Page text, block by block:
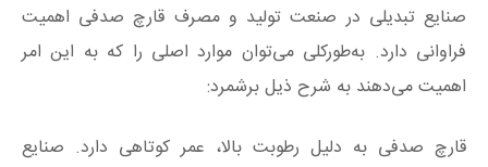
صنایع تبدیلی در صنعت تولید و مصرف قارچ صدفی اهمیت
فراوانی دارد. به‌طورکلی می‌توان موارد اصلی را که به این امر
اهمیت می‌دهند به شرح ذیل برشمرد:
قارچ صدفی به دلیل رطوبت بالا، عمر کوتاهی دارد. صنایع